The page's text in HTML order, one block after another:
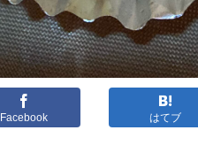
Facebook はてブ